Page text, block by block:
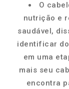
O
nutrição e
saudável,
identificar
em uma
mais seu
encontra